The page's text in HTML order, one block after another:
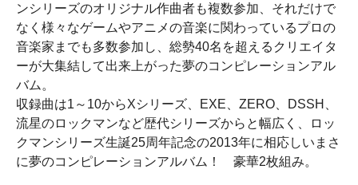
ンシリーズのオリジナル作曲者も複数参加、それだけで
なく様々なゲームやアニメの音楽に関わっているプロの
音楽家までも多数参加し、総勢40名を超えるクリエイタ
ーが大集結して出来上がった夢のコンピレーションアル
バム。
収録曲は1～10からXシリーズ、EXE、ZERO、DSSH、
流星のロックマンなど歴代シリーズからと幅広く、ロッ
クマンシリーズ生誕25周年記念の2013年に相応しいまさ
に夢のコンピレーションアルバム！ 豪華2枚組み。